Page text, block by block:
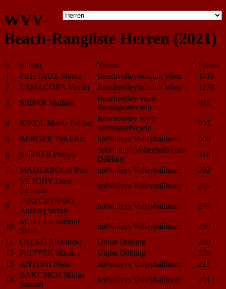
WVV-
Beach-Rangliste Herren (2021)
# Spieler Verein
Punkte
1
PRISTAUZ Moritz Beachvolleyballclub Wien
1418
2
ERMACORA Martin Beachvolleyballclub Wien
1278
3
SEISER Mathias
Beachvolley Wien
Trendsportverein
955
4 KINDL Moritz Fabian
Beachvolley Wien
Trendsportverein
935
5
BERGER Tim Liam hotVolleys Volleyballteam
500
6
SPONER Philipp
Sportunion Volleyballverein
Döbling
310
7
MADERBÖCK Paul hotVolleys Volleyballteam
292
8
VETCHY Luca
Laurinio
hotVolleys Volleyballteam 285
9
JASZCZYŃSKI
Andrzej Stefan
hotVolleys Volleyballteam 275
10
MÜLLER Samuel
Sirius
hotVolleys Volleyballteam
260
11
CSEKÖ Alexander Union Döbling
240
12
PFEFFER Nicolas Union Döbling
220
13
ANTONI Niels hotVolleys Volleyballteam
215
14
BANCSICH Niklas
Samuel
hotVolleys Volleyballteam 201